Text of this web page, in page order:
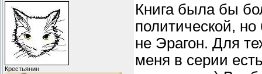
Крестьянин
Книга была бы
политической,
не Эрагон. Для
меня в серии